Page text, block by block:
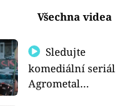
Všechna videa
Sledujte
komediální seriál
Agrometal